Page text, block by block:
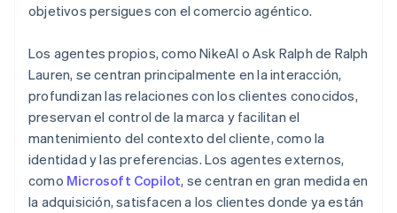
objetivos persigues con el comercio agéntico.
Los agentes propios, como NikeAI o Ask Ralph de Ralph
Lauren, se centran principalmente en la interacción,
profundizan las relaciones con los clientes conocidos,
preservan el control de la marca y facilitan el
mantenimiento del contexto del cliente, como la
identidad y las preferencias. Los agentes externos,
como Microsoft Copilot, se centran en gran medida en
la adquisición, satisfacen a los clientes donde ya están